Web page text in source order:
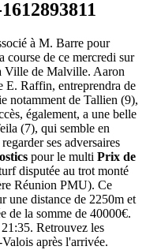
à M. Barre pour
course de ce mercredi sur
Ville de Malville. Aaron
E. Raffin, entreprendra de
notamment de Tallien (9),
également, a une belle
(7), qui semble en
ses adversaires
pour le multi Prix de
disputée au trot monté
Réunion PMU). Ce
une distance de 2250m et
de la somme de 40000€.
Retrouvez les
après l'arrivée.